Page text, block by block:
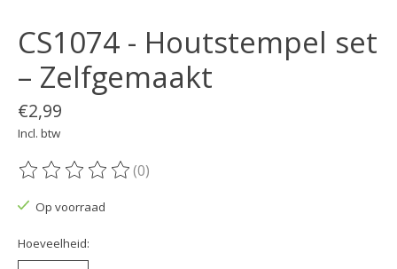
CS1074 - Houtstempel set
– Zelfgemaakt
€2,99
Incl. btw
De beoordeling van dit product is
(0)
Op voorraad
Hoeveelheid: